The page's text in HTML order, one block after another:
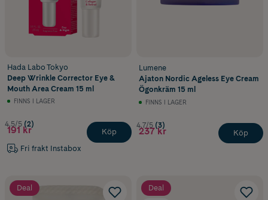
Hada Labo Tokyo
Deep Wrinkle Corrector Eye &
Mouth Area Cream 15 ml
FINNS I LAGER
4.5/5 (2)
191 kr
Fri frakt Instabox
Köp
Lumene
Ajaton Nordic Ageless Eye Cream
Ögonkräm 15 ml
FINNS I LAGER
4.7/5 (3)
237 kr Köp
Deal
Deal